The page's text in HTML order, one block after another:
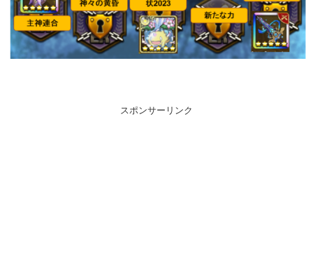
スポンサーリンク